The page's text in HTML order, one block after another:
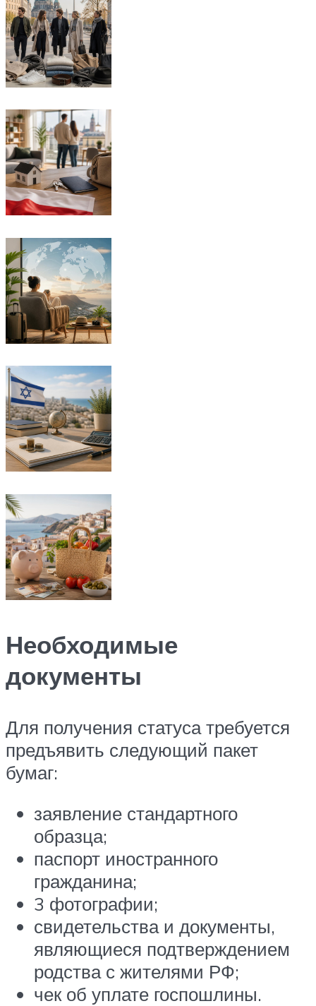
Необходимые
документы
Для получения статуса требуется
предъявить следующий пакет
бумаг:
заявление стандартного
образца;
паспорт иностранного
гражданина;
3 фотографии;
свидетельства и документы,
являющиеся подтверждением
родства с жителями РФ;
чек об уплате госпошлины.